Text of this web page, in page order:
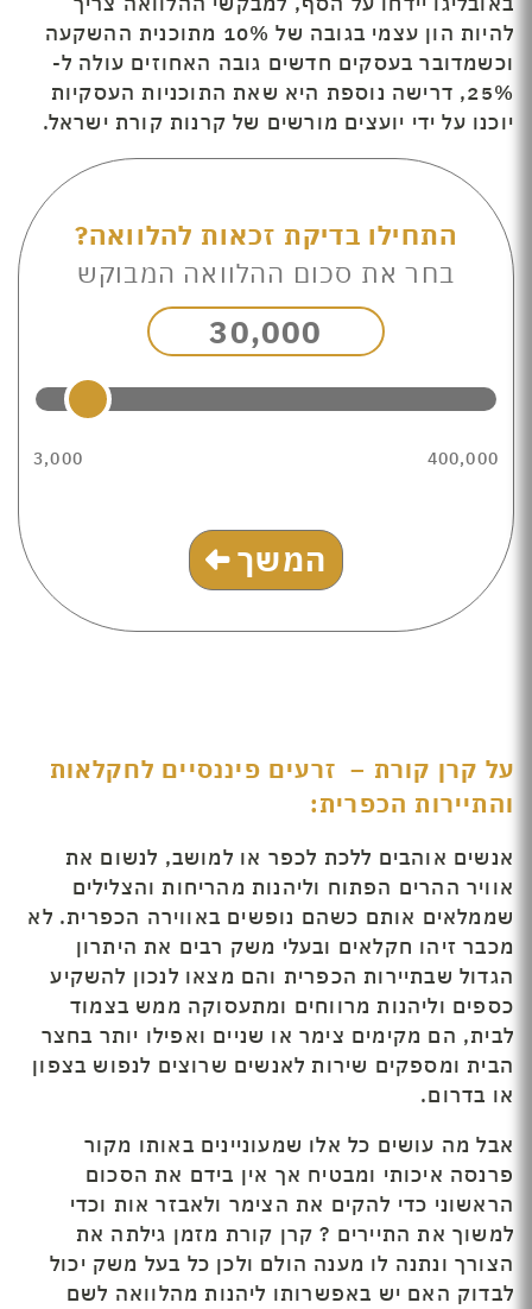
להיות הון עצמי בגובה של 10% מתוכנית ההשקעה
וכשמדובר בעסקים חדשים גובה האחוזים עולה ל-
25%, דרישה נוספת היא שאת התוכניות העסקיות
יוכנו על ידי יועצים מורשים של קרנות קורת ישראל.
התחילו בדיקת זכאות להלוואה?
בחר את סכום ההלוואה המבוקש
30,000
3,000 400,000
המשך
על קרן קורת – זרעים פיננסיים לחקלאות
והתיירות הכפרית:
אנשים אוהבים ללכת לכפר או למושב, לנשום את
אוויר ההרים הפתוח וליהנות מהריחות והצלילים
שממלאים אותם כשהם נופשים באווירה הכפרית. לא
מכבר זיהו חקלאים ובעלי משק רבים את היתרון
הגדול שבתיירות הכפרית והם מצאו לנכון להשקיע
כספים וליהנות מרווחים ומתעסוקה ממש בצמוד
לבית, הם מקימים צימר או שניים ואפילו יותר בחצר
הבית ומספקים שירות לאנשים שרוצים לנפוש בצפון
או בדרום.
אבל מה עושים כל אלו שמעוניינים באותו מקור
פרנסה איכותי ומבטיח אך אין בידם את הסכום
הראשוני כדי להקים את הצימר ולאבזר אות וכדי
למשוך את התיירים ? קרן קורת מזמן גילתה את
הצורך ונתנה לו מענה הולם ולכן כל בעל משק יכול
לבדוק האם יש באפשרותו ליהנות מהלוואה לשם